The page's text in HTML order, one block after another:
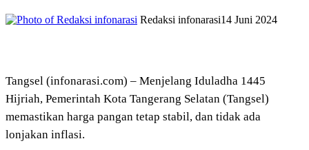
Redaksi infonarasi14 Juni 2024
Tangsel (infonarasi.com) – Menjelang Iduladha 1445
Hijriah, Pemerintah Kota Tangerang Selatan (Tangsel)
memastikan harga pangan tetap stabil, dan tidak ada
lonjakan inflasi.